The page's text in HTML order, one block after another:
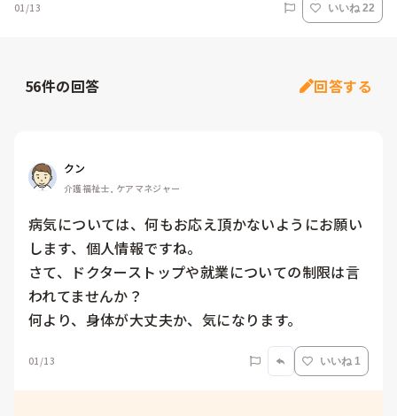
01/13 いいね 22
56件の回答 回答する
クン
介護福祉士, ケアマネジャー
病気については、何もお応え頂かないようにお願い
します、個人情報ですね。
さて、ドクターストップや就業についての制限は言
われてませんか？
何より、身体が大丈夫か、気になります。
01/13 いいね 1